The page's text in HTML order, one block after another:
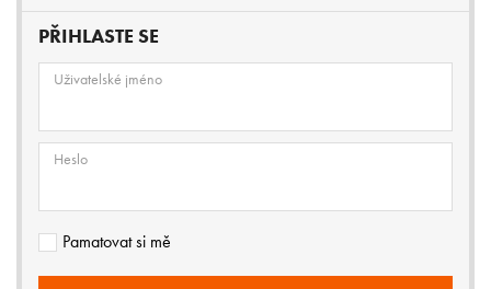
PŘIHLASTE SE
Uživatelské jméno
Heslo
Pamatovat si mě